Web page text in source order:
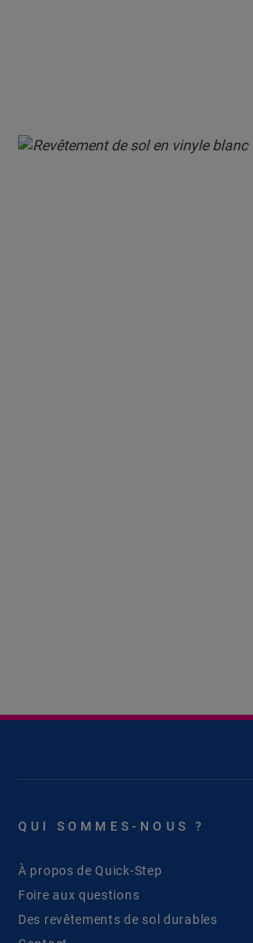
QUI SOMMES-NOUS ?
À propos de Quick-Step
Foire aux questions
Des revêtements de sol durables